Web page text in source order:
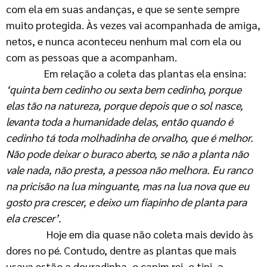
com ela em suas andanças, e que se sente sempre
muito protegida. Às vezes vai acompanhada de amiga,
netos, e nunca aconteceu nenhum mal com ela ou
com as pessoas que a acompanham.
Em relação a coleta das plantas ela ensina:
‘quinta bem cedinho ou sexta bem cedinho, porque
elas tão na natureza, porque depois que o sol nasce,
levanta toda a humanidade delas, então quando é
cedinho tá toda molhadinha de orvalho, que é melhor.
Não pode deixar o buraco aberto, se não a planta não
vale nada, não presta, a pessoa não melhora. Eu ranco
na pricisão na lua minguante, mas na lua nova que eu
gosto pra crescer, e deixo um fiapinho de planta para
ela crescer’.
Hoje em dia quase não coleta mais devido às
dores no pé. Contudo, dentre as plantas que mais